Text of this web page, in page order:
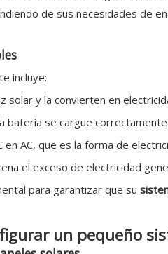
de sus necesidades de
incluye:
solar y la convierten en
batería se cargue
en AC, que es la forma de
el exceso de electricidad
para garantizar que su
un pequeño